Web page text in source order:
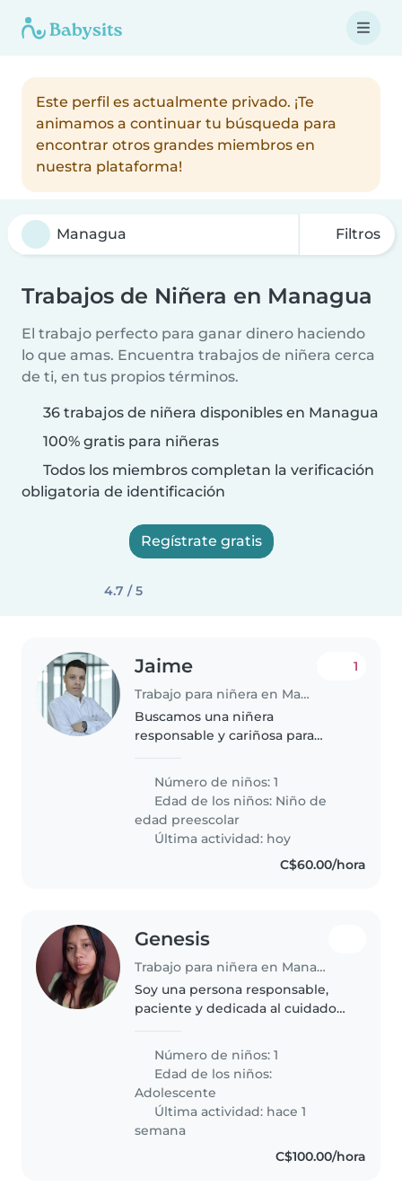
Este perfil es actualmente privado. ¡Te
animamos a continuar tu búsqueda para
encontrar otros grandes miembros en
nuestra plataforma!
Filtros
Trabajos de Niñera en Managua
El trabajo perfecto para ganar dinero haciendo
lo que amas. Encuentra trabajos de niñera cerca
de ti, en tus propios términos.
36 trabajos de niñera disponibles en Managua
100% gratis para niñeras
Todos los miembros completan la verificación
obligatoria de identificación
Regístrate gratis
4.7 / 5
Jaime
Trabajo para niñera en Managua
1
Buscamos una niñera
responsable y cariñosa para
llena de energía y siempre
dispuesta a jugar. Es esencial que
esté cómoda con tareas del
hogar. Contáctanos..
Número de niños: 1
Edad de los niños: Niño de
edad preescolar
Última actividad: hoy
C$60.00/hora
Genesis
Trabajo para niñera en Managua
Soy una persona responsable,
paciente y dedicada al cuidado
brindando atención y apoyo con
cariño.
Número de niños: 1
Edad de los niños:
Adolescente
Última actividad: hace 1
semana
C$100.00/hora